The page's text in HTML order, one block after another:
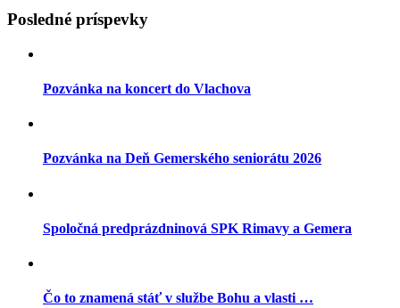
Posledné príspevky
Pozvánka na koncert do Vlachova
Pozvánka na Deň Gemerského seniorátu 2026
Spoločná predprázdninová SPK Rimavy a Gemera
Čo to znamená stáť v službe Bohu a vlasti …